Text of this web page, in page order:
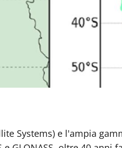
Systems) e l'ampia